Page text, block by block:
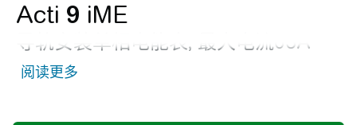
Acti 9 iME
导轨安装单相电能表, 最大电流63A